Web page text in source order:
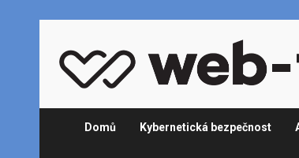
content
Domů Kybernetická bezpečnost